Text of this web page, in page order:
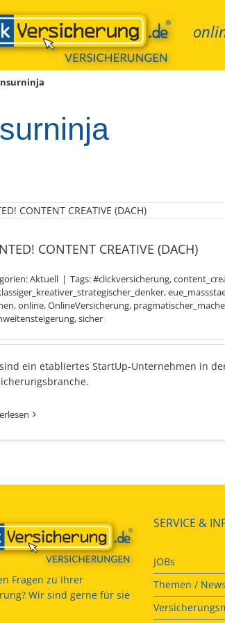
CONTENT CREATIVE (DACH)
Aktuell | Tags:#clickversicherung,
,
,online,OnlineVersicherung,
,sicher
ein etabliertes StartUp-Unternehmen in
Fragen zu Ihrer
Wir sind gerne für sie
SERVICE &
JOBs
Themen /